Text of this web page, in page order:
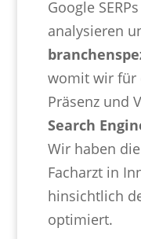
Google
analysieren
womit wir für
Präsenz und
Search
Wir haben
Facharzt in
hinsichtlich
optimiert.